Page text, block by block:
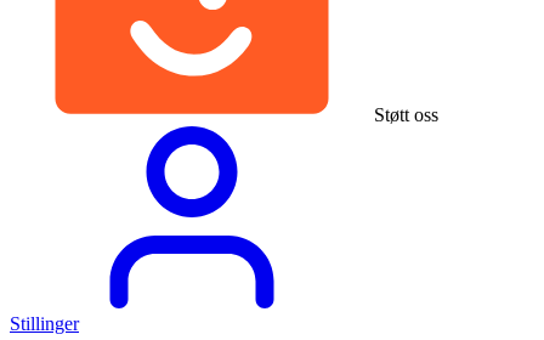
Støtt oss
Stillinger